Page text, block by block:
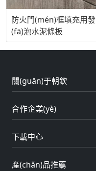
防火門(mén)框填充用發
(fā)泡水泥條板
關(guān)于朝欽
合作企業(yè)
下載中心
產(chǎn)品推薦